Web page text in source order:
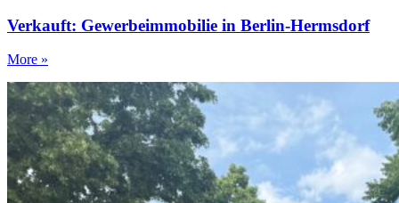
Verkauft: Gewerbeimmobilie in Berlin-Hermsdorf
More »